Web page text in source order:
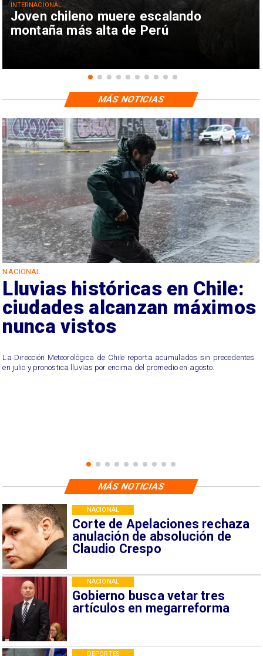
Joven chileno muere escalando
montaña más alta de Perú
INTERNACIONAL
NACIONAL
Lluvias históricas en Chile:
ciudades alcanzan máximos
nunca vistos
La Dirección Meteorológica de Chile reporta acumulados sin precedentes
en julio y pronostica lluvias por encima del promedio en agosto.
MÁS NOTICIAS
Corte de Apelaciones rechaza
anulación de absolución de
Claudio Crespo
NACIONAL
Gobierno busca vetar tres
artículos en megarreforma
NACIONAL
DEPORTES
MÁS NOTICIAS